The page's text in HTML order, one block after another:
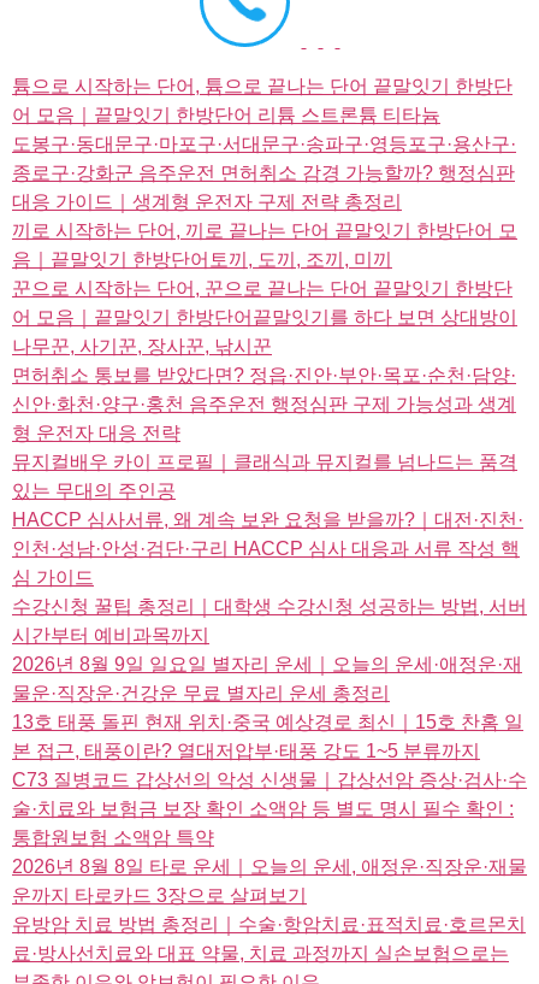
튬으로 시작하는 단어, 튬으로 끝나는 단어 끝말잇기 한방단
어 모음｜끝말잇기 한방단어 리튬 스트론튬 티타늄
도봉구·동대문구·마포구·서대문구·송파구·영등포구·용산구·
종로구·강화군 음주운전 면허취소 감경 가능할까? 행정심판
대응 가이드｜생계형 운전자 구제 전략 총정리
끼로 시작하는 단어, 끼로 끝나는 단어 끝말잇기 한방단어 모
음｜끝말잇기 한방단어토끼, 도끼, 조끼, 미끼
꾼으로 시작하는 단어, 꾼으로 끝나는 단어 끝말잇기 한방단
어 모음｜끝말잇기 한방단어끝말잇기를 하다 보면 상대방이
나무꾼, 사기꾼, 장사꾼, 낚시꾼
면허취소 통보를 받았다면? 정읍·진안·부안·목포·순천·담양·
신안·화천·양구·홍천 음주운전 행정심판 구제 가능성과 생계
형 운전자 대응 전략
뮤지컬배우 카이 프로필｜클래식과 뮤지컬를 넘나드는 품격
있는 무대의 주인공
HACCP 심사서류, 왜 계속 보완 요청을 받을까?｜대전·진천·
인천·성남·안성·검단·구리 HACCP 심사 대응과 서류 작성 핵
심 가이드
수강신청 꿀팁 총정리｜대학생 수강신청 성공하는 방법, 서버
시간부터 예비과목까지
2026년 8월 9일 일요일 별자리 운세｜오늘의 운세·애정운·재
물운·직장운·건강운 무료 별자리 운세 총정리
13호 태풍 돌핀 현재 위치·중국 예상경로 최신｜15호 찬홈 일
본 접근, 태풍이란? 열대저압부·태풍 강도 1~5 분류까지
C73 질병코드 갑상선의 악성 신생물｜갑상선암 증상·검사·수
술·치료와 보험금 보장 확인 소액암 등 별도 명시 필수 확인 :
통합원보험 소액암 특약
2026년 8월 8일 타로 운세｜오늘의 운세, 애정운·직장운·재물
운까지 타로카드 3장으로 살펴보기
유방암 치료 방법 총정리｜수술·항암치료·표적치료·호르몬치
료·방사선치료와 대표 약물, 치료 과정까지 실손보험으로는